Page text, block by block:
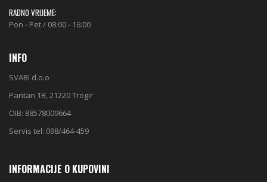
RADNO VRIJEME:
Pon - Pet / 08:00 - 16:00
INFO
SVABI d.o.o
Pantan 1B, 21220 Trogir
OIB: 88578009664
Servis tel: 098/464-459
INFORMACIJE O KUPOVINI